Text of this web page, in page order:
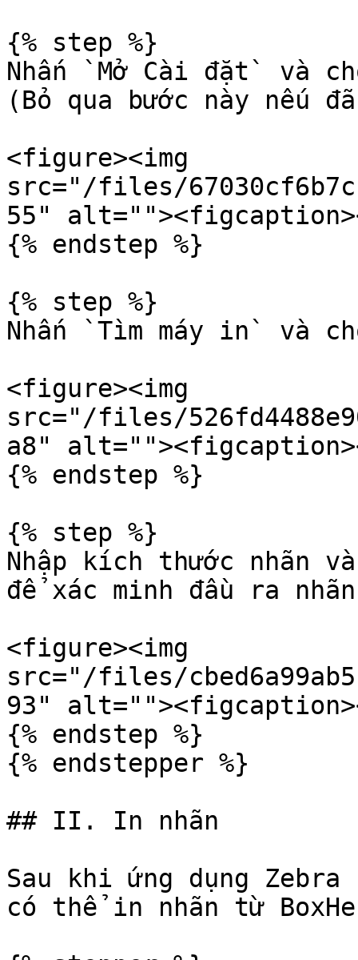
{% step %}
Nhấn `Mở Cài đặt` và
(Bỏ qua bước này nếu
<figure><img
src="/files/
55"
{% endstep %}
{% step %}
Nhấn `Tìm máy in` và
<figure><img
src="/files/
a8"
{% endstep %}
{% step %}
Nhập kích thước nhãn
để xác minh đầu ra
<figure><img
src="/files/
93"
{% endstep %}
{% endstepper %}
## II. In nhãn
Sau khi ứng dụng
có thể in nhãn từ